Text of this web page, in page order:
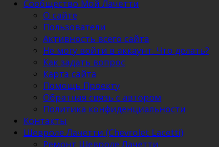
Сообщество Мой Лачетти
О сайте
Пользователи
Активность всего сайта
Не могу войти в аккаунт. Что делать?
Как задать вопрос
Карта сайта
Помощь Проекту
Обратная связь с автором
Политика конфиденциальности
Контакты
Шевроле Лачетти (Chevrolet Lacetti)
Ремонт Шевроле Лачетти